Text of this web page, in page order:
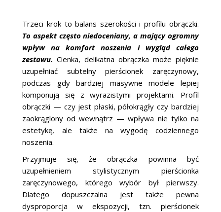
Trzeci krok to balans szerokości i profilu obrączki.
To aspekt często niedoceniany, a mający ogromny
wpływ na komfort noszenia i wygląd całego
zestawu. Cienka, delikatna obrączka może pięknie
uzupełniać subtelny pierścionek zaręczynowy,
podczas gdy bardziej masywne modele lepiej
komponują się z wyrazistymi projektami. Profil
obrączki — czy jest płaski, półokrągły czy bardziej
zaokrąglony od wewnątrz — wpływa nie tylko na
estetykę, ale także na wygodę codziennego
noszenia.
Przyjmuje się, że obrączka powinna być
uzupełnieniem stylistycznym pierścionka
zaręczynowego, którego wybór był pierwszy.
Dlatego dopuszczalna jest także pewna
dysproporcja w ekspozycji, tzn. pierścionek